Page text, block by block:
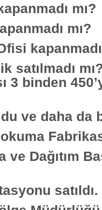
mı?
mı?
satılmadı
3 binden
ve daha da
ve Dağıtım
satıldı.